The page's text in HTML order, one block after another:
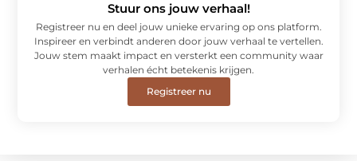
Stuur ons jouw verhaal!
Registreer nu en deel jouw unieke ervaring op ons platform.
Inspireer en verbindt anderen door jouw verhaal te vertellen.
Jouw stem maakt impact en versterkt een community waar
verhalen écht betekenis krijgen.
Registreer nu